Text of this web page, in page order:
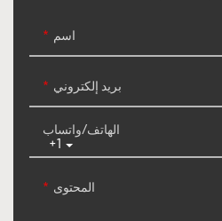
اسم
بريد إلكتروني
+1
الهاتف/واتساب
المحتوى